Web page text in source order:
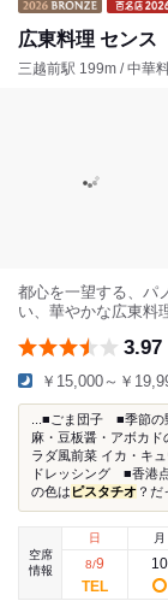
広東料理 センス
三越前駅 199m / 中華
都心を一望する、パ
い、華やかな広東料
3.97
￥15,000～￥
...■ごま団子 ■季節の
麻・豆板醤・アボカ
ラダ風前菜 イカ・キュ
ドレッシング ■香港
の色は ピスタチオ ？
空席
情報
日
8/9
月
10